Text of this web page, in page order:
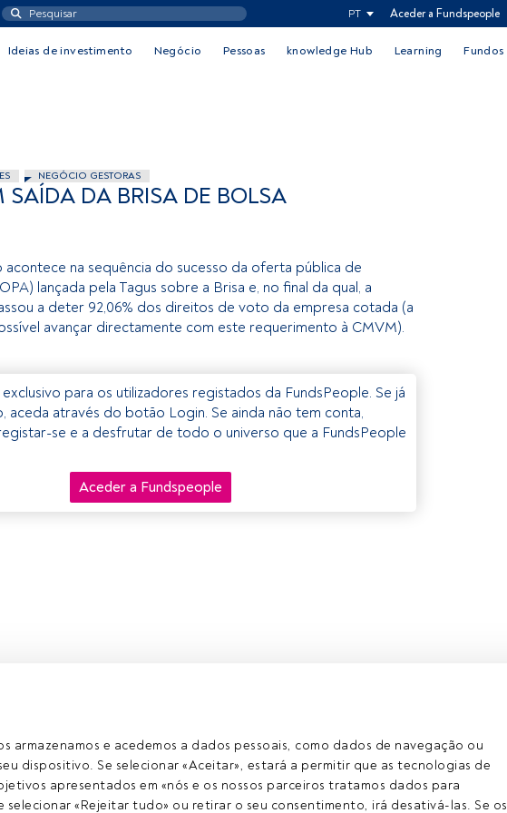
armazenamos e acedemos a dados pessoais, como dados de navegação ou
dispositivo. Se selecionar «Aceitar», estará a permitir que as tecnologias de
apresentados em «nós e os nossos parceiros tratamos dados para
selecionar «Rejeitar tudo» ou retirar o seu consentimento, irá desativá-las. Se os
PT Aceder a Fundspeople
Ideias de investimento Negócio Pessoas knowledge Hub Learning Fundos
NEGÓCIO GESTORAS
DA BRISA DE BOLSA
na sequência do sucesso da oferta pública de
lançada pela Tagus sobre a Brisa e, no final da qual, a
a deter 92,06% dos direitos de voto da empresa cotada (a
avançar directamente com este requerimento à CMVM).
para os utilizadores registados da FundsPeople. Se já
aceda através do botão Login. Se ainda não tem conta,
se e a desfrutar de todo o universo que a FundsPeople
Aceder a Fundspeople